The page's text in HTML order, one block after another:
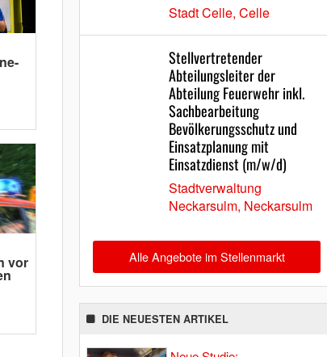
vor
Stadt Celle, Celle
Stellvertretender
Abteilungsleiter der
Abteilung Feuerwehr inkl.
Sachbearbeitung
Bevölkerungsschutz und
Einsatzplanung mit
Einsatzdienst (m/w/d)
Stadtverwaltung
Neckarsulm, Neckarsulm
Alle Angebote im Stellenmarkt
DIE NEUESTEN ARTIKEL